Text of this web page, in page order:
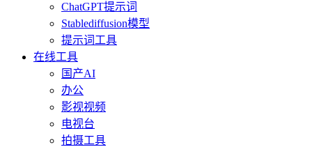
ChatGPT提示词
Stablediffusion模型
提示词工具
在线工具
国产AI
办公
影视视频
电视台
拍摄工具